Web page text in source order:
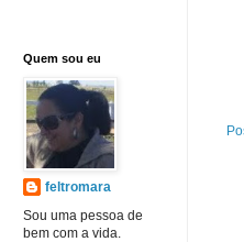
Quem sou eu
feltromara
Sou uma pessoa de
bem com a vida.